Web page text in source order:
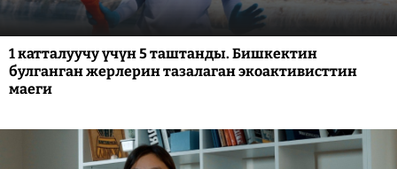
1 катталуучу үчүн 5 таштанды. Бишкектин
булганган жерлерин тазалаган экоактивисттин
маеги